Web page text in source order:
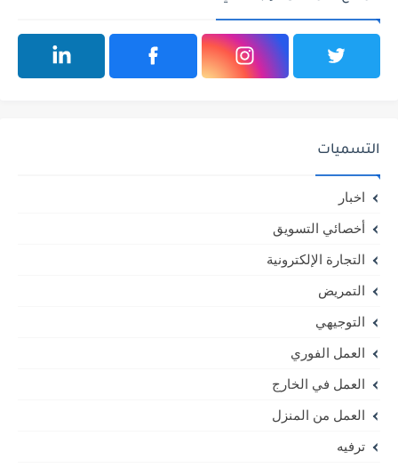
التسميات
اخبار
أخصائي التسويق
التجارة الإلكترونية
التمريض
التوجيهي
العمل الفوري
العمل في الخارج
العمل من المنزل
ترفيه